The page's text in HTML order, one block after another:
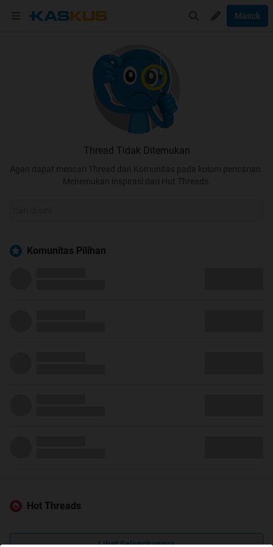
Masuk
Thread Tidak Ditemukan
Agan dapat mencari Thread dan Komunitas pada kolom pencarian.
Menemukan inspirasi dari Hot Threads.
Komunitas Pilihan
Hot Threads
Lihat Selengkapnya